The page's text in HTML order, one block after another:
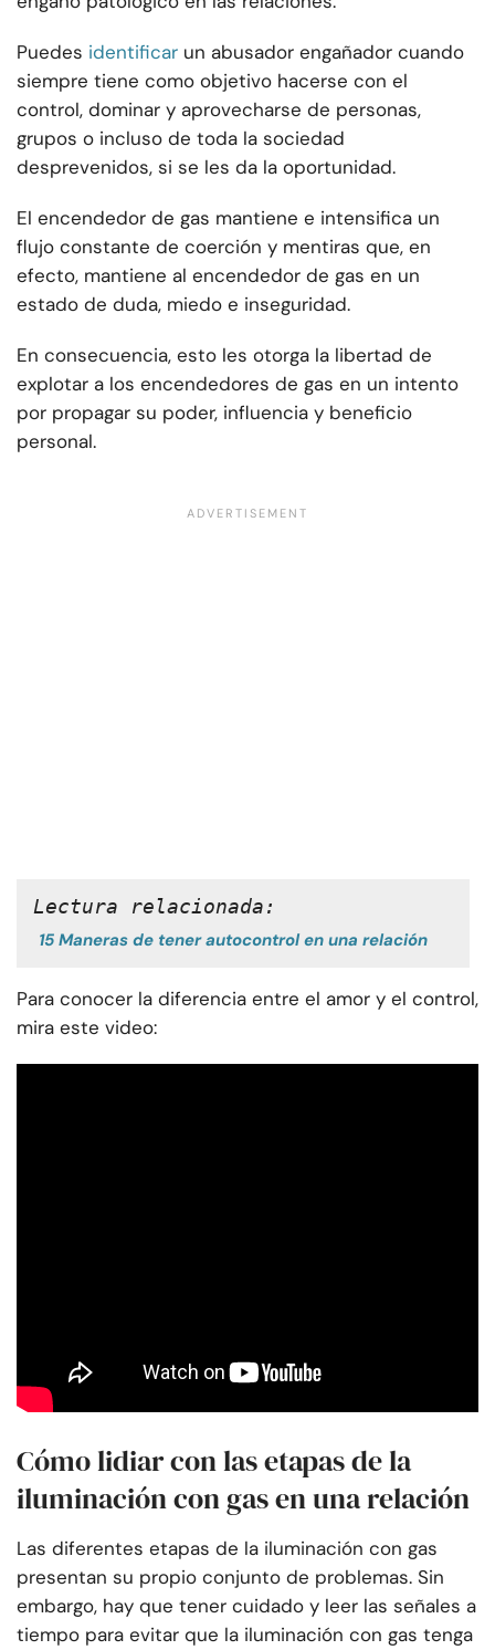
Puedes identificar un abusador engañador cuando
siempre tiene como objetivo hacerse con el
control, dominar y aprovecharse de personas,
grupos o incluso de toda la sociedad
desprevenidos, si se les da la oportunidad.
El encendedor de gas mantiene e intensifica un
flujo constante de coerción y mentiras que, en
efecto, mantiene al encendedor de gas en un
estado de duda, miedo e inseguridad.
En consecuencia, esto les otorga la libertad de
explotar a los encendedores de gas en un intento
por propagar su poder, influencia y beneficio
personal.
Lectura relacionada:
15 Maneras de tener autocontrol en una relación
Para conocer la diferencia entre el amor y el control,
mira este video:
Cómo lidiar con las etapas de la
iluminación con gas en una relación
Las diferentes etapas de la iluminación con gas
presentan su propio conjunto de problemas. Sin
embargo, hay que tener cuidado y leer las señales a
tiempo para evitar que la iluminación con gas tenga